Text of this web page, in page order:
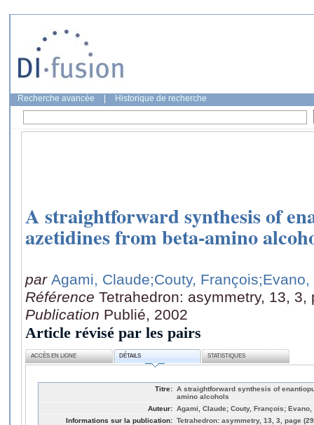
Recherche avancée Historique de recherche
A straightforward synthesis of
azetidines from beta-amino
par Agami, Claude;Couty, François
Référence Tetrahedron: asymmetry, 13, 3,
Publication Publié, 2002
Article révisé par les pairs
ACCÈS EN LIGNE DÉTAILS STATISTIQUES
Titre: A straightforward synthesis of
amino alcohols
Auteur: Agami, Claude; Couty, François;
Informations sur la publication: Tetrahedron: asymmetry, 13, 3, page